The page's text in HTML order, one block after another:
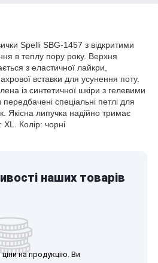
Spelli SBG-1457 з відкритими
в теплу пору року. Верхня
з еластичної лайкри,
вставки для усунення поту.
із синтетичної шкіри з гелевими
спеціальні петлі для
Якісна липучка надійно тримає
XL. Колір: чорні
наших товарів
ціни на продукцію. Ви